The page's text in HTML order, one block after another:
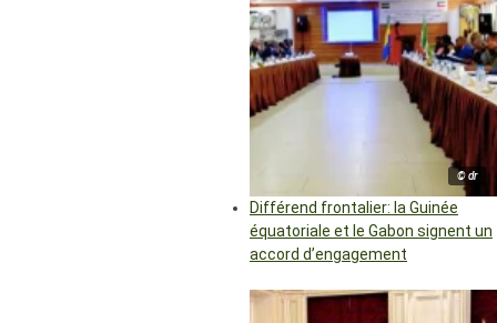
© dr
Différend frontalier: la Guinée
équatoriale et le Gabon signent un
accord d’engagement